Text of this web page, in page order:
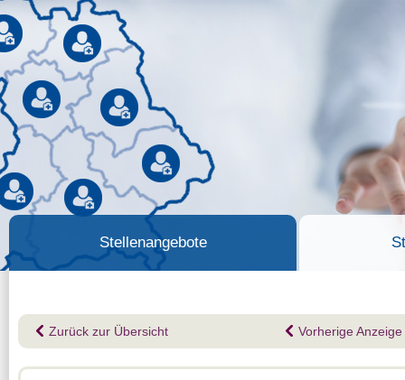
Stellenangebote
Zurück zur Übersicht Vorherige Anzeige